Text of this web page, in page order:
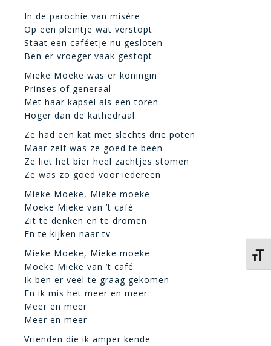
In de parochie van misère
Op een pleintje wat verstopt
Staat een caféetje nu gesloten
Ben er vroeger vaak gestopt
Mieke Moeke was er koningin
Prinses of generaal
Met haar kapsel als een toren
Hoger dan de kathedraal
Ze had een kat met slechts drie poten
Maar zelf was ze goed te been
Ze liet het bier heel zachtjes stomen
Ze was zo goed voor iedereen
Mieke Moeke, Mieke moeke
Moeke Mieke van ’t café
Zit te denken en te dromen
En te kijken naar tv
Mieke Moeke, Mieke moeke
Moeke Mieke van ’t café
Ik ben er veel te graag gekomen
En ik mis het meer en meer
Meer en meer
Meer en meer
Vrienden die ik amper kende